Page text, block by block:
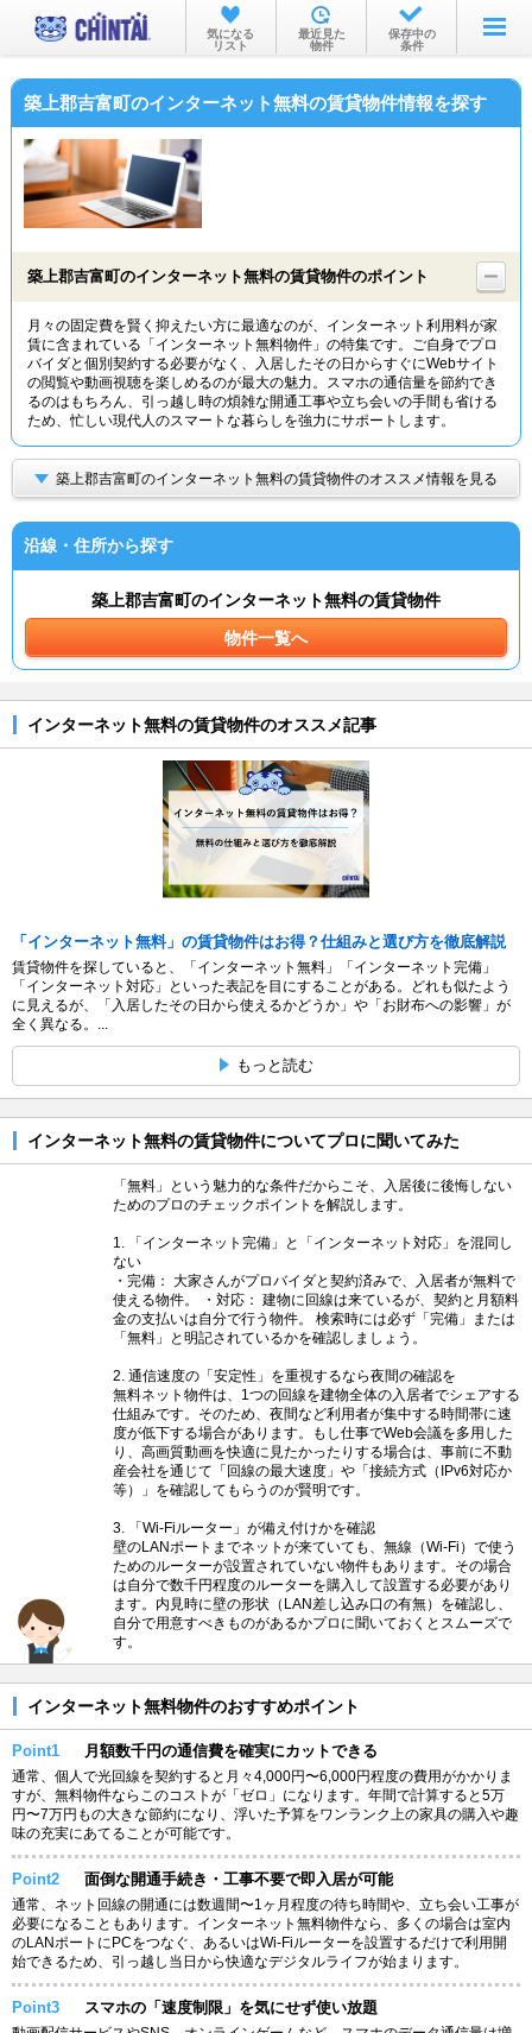
お部屋を探す
沿線・駅から
物件特集から
TOP
気になる
リスト
最近見た
物件
保存中の
条件
築上郡吉富町のインターネット無料の賃貸物件情報を探す
築上郡吉富町のインターネット無料の賃貸物件のポイント
月々の固定費を賢く抑えたい方に最適なのが、インターネット利用料が家
賃に含まれている「インターネット無料物件」の特集です。ご自身でプロ
バイダと個別契約する必要がなく、入居したその日からすぐにWebサイト
の閲覧や動画視聴を楽しめるのが最大の魅力。スマホの通信量を節約でき
るのはもちろん、引っ越し時の煩雑な開通工事や立ち会いの手間も省ける
ため、忙しい現代人のスマートな暮らしを強力にサポートします。
築上郡吉富町のインターネット無料の賃貸物件のオススメ情報を見る
沿線・住所から探す
築上郡吉富町のインターネット無料の賃貸物件
物件一覧へ
インターネット無料の賃貸物件のオススメ記事
「インターネット無料」の賃貸物件はお得？仕組みと選び方を徹底解説
賃貸物件を探していると、「インターネット無料」「インターネット完備」
「インターネット対応」といった表記を目にすることがある。どれも似たよう
に見えるが、「入居したその日から使えるかどうか」や「お財布への影響」が
全く異なる。...
もっと読む
インターネット無料の賃貸物件についてプロに聞いてみた
「無料」という魅力的な条件だからこそ、入居後に後悔しない
ためのプロのチェックポイントを解説します。
1. 「インターネット完備」と「インターネット対応」を混同し
ない
・完備： 大家さんがプロバイダと契約済みで、入居者が無料で
使える物件。 ・対応： 建物に回線は来ているが、契約と月額料
金の支払いは自分で行う物件。 検索時には必ず「完備」または
「無料」と明記されているかを確認しましょう。
2. 通信速度の「安定性」を重視するなら夜間の確認を
無料ネット物件は、1つの回線を建物全体の入居者でシェアする
仕組みです。そのため、夜間など利用者が集中する時間帯に速
度が低下する場合があります。もし仕事でWeb会議を多用した
り、高画質動画を快適に見たかったりする場合は、事前に不動
産会社を通じて「回線の最大速度」や「接続方式（IPv6対応か
等）」を確認してもらうのが賢明です。
3. 「Wi-Fiルーター」が備え付けかを確認
壁のLANポートまでネットが来ていても、無線（Wi-Fi）で使う
ためのルーターが設置されていない物件もあります。その場合
は自分で数千円程度のルーターを購入して設置する必要があり
ます。内見時に壁の形状（LAN差し込み口の有無）を確認し、
自分で用意すべきものがあるかプロに聞いておくとスムーズで
す。
インターネット無料物件のおすすめポイント
Point1 月額数千円の通信費を確実にカットできる
通常、個人で光回線を契約すると月々4,000円〜6,000円程度の費用がかかりま
すが、無料物件ならこのコストが「ゼロ」になります。年間で計算すると5万
円〜7万円もの大きな節約になり、浮いた予算をワンランク上の家具の購入や趣
味の充実にあてることが可能です。
Point2 面倒な開通手続き・工事不要で即入居が可能
通常、ネット回線の開通には数週間〜1ヶ月程度の待ち時間や、立ち会い工事が
必要になることもあります。インターネット無料物件なら、多くの場合は室内
のLANポートにPCをつなぐ、あるいはWi-Fiルーターを設置するだけで利用開
始できるため、引っ越し当日から快適なデジタルライフが始まります。
Point3 スマホの「速度制限」を気にせず使い放題